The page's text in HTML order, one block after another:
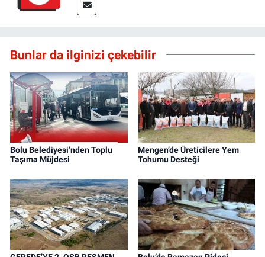
Bunlar da ilginizi çekebilir
Bolu Belediyesi’nden Toplu
Taşıma Müjdesi
Mengen’de Üreticilere Yem
Tohumu Desteği